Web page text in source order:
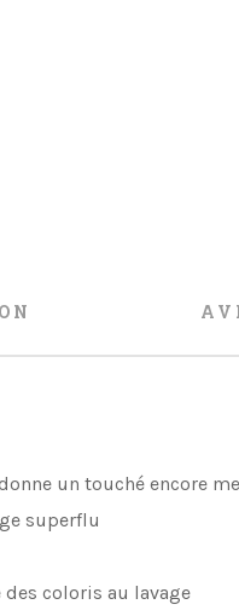
un touché encore
superflu
coloris au lavage